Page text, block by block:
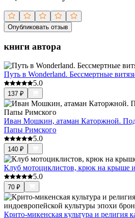
Опубликовать отзыв
книги автора
Путь в Wonderland. Бессмертные
5.0
137 ₽
Иван Мошкин, атаман Каторжной. Под
Папы Римского
5.0
140 ₽
Клуб мотоциклистов, крюк на крыше
5.0
70 ₽
Крито-микенская культура и религия